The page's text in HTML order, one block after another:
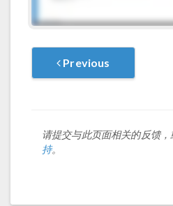
Previous
请提交与此页面相关的反馈，
持。